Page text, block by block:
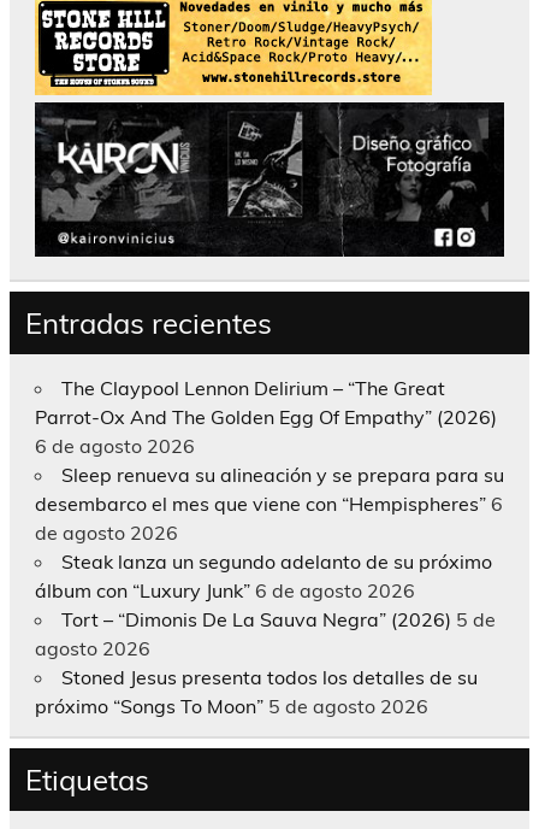
Entradas recientes
The Claypool Lennon Delirium – “The Great
Parrot-Ox And The Golden Egg Of Empathy” (2026)
6 de agosto 2026
Sleep renueva su alineación y se prepara para su
desembarco el mes que viene con “Hempispheres” 6
de agosto 2026
Steak lanza un segundo adelanto de su próximo
álbum con “Luxury Junk” 6 de agosto 2026
Tort – “Dimonis De La Sauva Negra” (2026) 5 de
agosto 2026
Stoned Jesus presenta todos los detalles de su
próximo “Songs To Moon” 5 de agosto 2026
Etiquetas